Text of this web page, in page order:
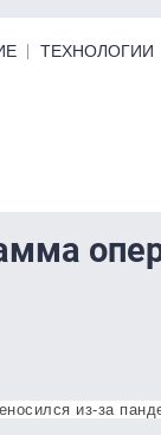
ТЕХНОЛОГИИ
из-за